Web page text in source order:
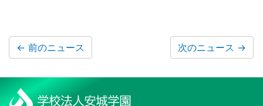
← 前のニュース 次のニュース →